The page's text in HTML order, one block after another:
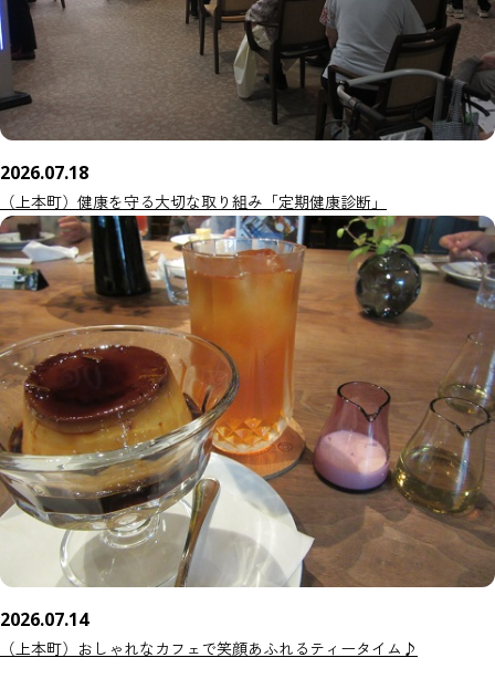
2026.07.18
（上本町）健康を守る大切な取り組み「定期健康診断」
2026.07.14
（上本町）おしゃれなカフェで笑顔あふれるティータイム♪